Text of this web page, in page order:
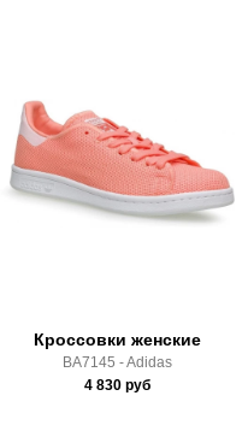
Кроссовки женские
BA7145 - Adidas
4 830 руб